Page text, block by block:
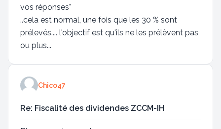
vos réponses"
..cela est normal, une fois que les 30 % sont
prélevés.... l'objectif est qu'ils ne les prélèvent pas
ou plus...
Chico47
Re: Fiscalité des dividendes ZCCM-IH